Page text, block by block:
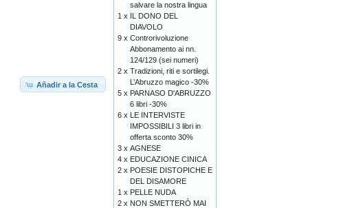
Añadir a la Cesta
salvare la nostra lingua
1 x IL DONO DEL
DIAVOLO
9 x Controrivoluzione
Abbonamento ai nn.
124/129 (sei numeri)
2 x Tradizioni, riti e sortilegi.
L’Abruzzo magico -30%
5 x PARNASO D'ABRUZZO
6 libri -30%
6 x LE INTERVISTE
IMPOSSIBILI 3 libri in
offerta sconto 30%
3 x AGNESE
4 x EDUCAZIONE CINICA
2 x POESIE DISTOPICHE E
DEL DISAMORE
1 x PELLE NUDA
2 x NON SMETTERÒ MAI